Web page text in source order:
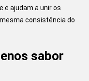
e ajudam a unir os
consistência do
sabor